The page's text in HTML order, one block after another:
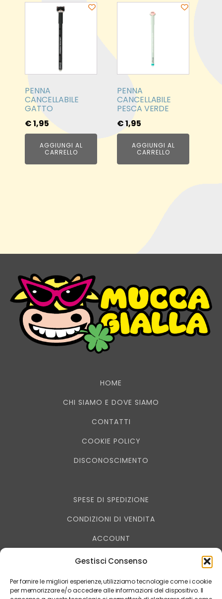
Gestisci Consenso
Per fornire le migliori esperienze, utilizziamo tecnologie come i cookie
per memorizzare e/o accedere alle informazioni del dispositivo. Il
PENNA
CANCELLABILE
GATTO
€1,95
AGGIUNGI AL
CARRELLO
PENNA
CANCELLABILE
PESCA VERDE
€1,95
AGGIUNGI AL
CARRELLO
HOME
CHI SIAMO E DOVE SIAMO
CONTATTI
COOKIE POLICY
DISCONOSCIMENTO
SPESE DI SPEDIZIONE
CONDIZIONI DI VENDITA
ACCOUNT
RESO - RECESSO
PRIVACY